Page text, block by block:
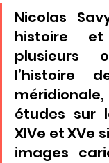
Nicolas
histoire
plusieurs
l’histoire
études sur
XIVe et XVe
images